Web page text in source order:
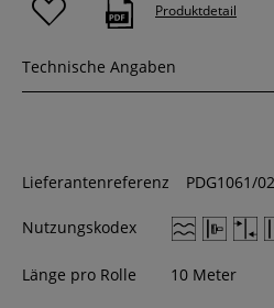
Produktdetail
Technische Angaben
Lieferantenreferenz PDG1061/02
Nutzungskodex
Länge pro Rolle 10 Meter